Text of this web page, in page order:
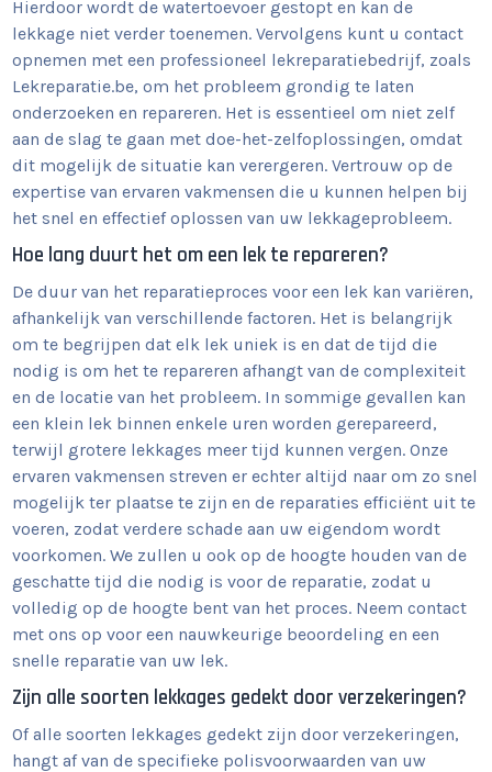
Hierdoor wordt de watertoevoer gestopt en kan de
lekkage niet verder toenemen. Vervolgens kunt u contact
opnemen met een professioneel lekreparatiebedrijf, zoals
Lekreparatie.be, om het probleem grondig te laten
onderzoeken en repareren. Het is essentieel om niet zelf
aan de slag te gaan met doe-het-zelfoplossingen, omdat
dit mogelijk de situatie kan verergeren. Vertrouw op de
expertise van ervaren vakmensen die u kunnen helpen bij
het snel en effectief oplossen van uw lekkageprobleem.
Hoe lang duurt het om een lek te repareren?
De duur van het reparatieproces voor een lek kan variëren,
afhankelijk van verschillende factoren. Het is belangrijk
om te begrijpen dat elk lek uniek is en dat de tijd die
nodig is om het te repareren afhangt van de complexiteit
en de locatie van het probleem. In sommige gevallen kan
een klein lek binnen enkele uren worden gerepareerd,
terwijl grotere lekkages meer tijd kunnen vergen. Onze
ervaren vakmensen streven er echter altijd naar om zo snel
mogelijk ter plaatse te zijn en de reparaties efficiënt uit te
voeren, zodat verdere schade aan uw eigendom wordt
voorkomen. We zullen u ook op de hoogte houden van de
geschatte tijd die nodig is voor de reparatie, zodat u
volledig op de hoogte bent van het proces. Neem contact
met ons op voor een nauwkeurige beoordeling en een
snelle reparatie van uw lek.
Zijn alle soorten lekkages gedekt door verzekeringen?
Of alle soorten lekkages gedekt zijn door verzekeringen,
hangt af van de specifieke polisvoorwaarden van uw